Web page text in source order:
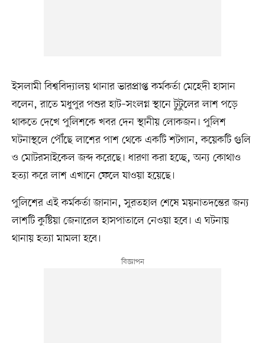
ইসলামী বিশ্ববিদ্যালয় থানার ভারপ্রাপ্ত কর্মকর্তা মেহেদী হাসান
বলেন, রাতে মধুপুর পশুর হাট–সংলগ্ন স্থানে টুটুলের লাশ পড়ে
থাকতে দেখে পুলিশকে খবর দেন স্থানীয় লোকজন। পুলিশ
ঘটনাস্থলে পৌঁছে লাশের পাশ থেকে একটি শটগান, কয়েকটি গুলি
ও মোটরসাইকেল জব্দ করেছে। ধারণা করা হচ্ছে, অন্য কোথাও
হত্যা করে লাশ এখানে ফেলে যাওয়া হয়েছে।
পুলিশের এই কর্মকর্তা জানান, সুরতহাল শেষে ময়নাতদন্তের জন্য
লাশটি কুষ্টিয়া জেনারেল হাসপাতালে নেওয়া হবে। এ ঘটনায়
থানায় হত্যা মামলা হবে।